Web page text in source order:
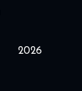
2026